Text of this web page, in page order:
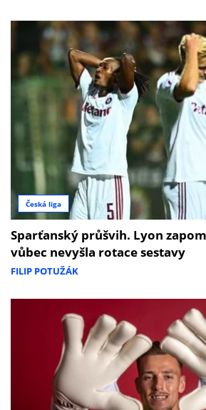
Česká liga
Sparťanský průšvih. Lyon
vůbec nevyšla rotace sestavy
FILIP POTUŽÁK